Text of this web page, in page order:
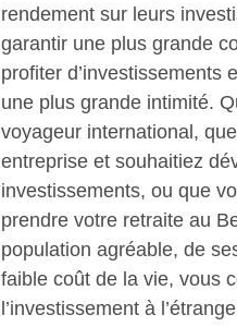
rendement sur leurs
garantir une plus grande
profiter d’investissements
une plus grande intimité.
voyageur international,
entreprise et souhaitiez
investissements, ou que
prendre votre retraite au
population agréable, de
faible coût de la vie, vous
l’investissement à